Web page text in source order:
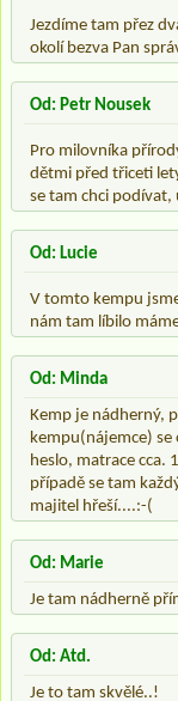
Jezdíme tam přez
okolí bezva Pan
Od: Petr Nousek
Pro milovníka
dětmi před třiceti
se tam chci podívat,
Od: Lucie
V tomto kempu
nám tam líbilo
Od: Minda
Kemp je nádherný,
kempu(nájemce) se
heslo, matrace cca.
případě se tam
majitel hřeší....:-(
Od: Marie
Je tam nádherně
Od: Atd.
Je to tam skvělé..!